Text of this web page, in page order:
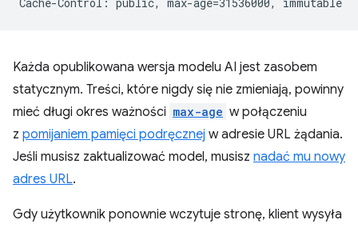
Każda opublikowana wersja modelu AI jest zasobem
statycznym. Treści, które nigdy się nie zmieniają, powinny
mieć długi okres ważności max-age w połączeniu
z pomijaniem pamięci podręcznej w adresie URL żądania.
Jeśli musisz zaktualizować model, musisz nadać mu nowy
adres URL.
Gdy użytkownik ponownie wczytuje stronę, klient wysyła